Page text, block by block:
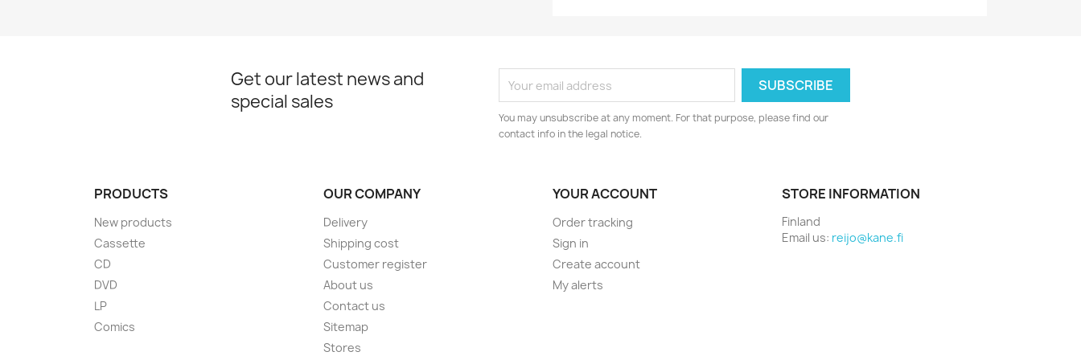
Get our latest news and
special sales
You may unsubscribe at any moment. For that purpose, please find our
contact info in the legal notice.
PRODUCTS
New products
Cassette
CD
DVD
LP
Comics
OUR COMPANY
Delivery
Shipping cost
Customer register
About us
Contact us
Sitemap
Stores
YOUR ACCOUNT
Order tracking
Sign in
Create account
My alerts
STORE INFORMATION
Finland
Email us: reijo@kane.fi